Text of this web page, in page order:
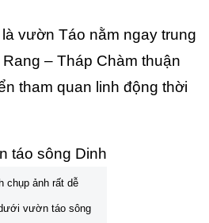
vườn Táo nằm ngay trung
– Tháp Chàm thuận
tham quan linh động thời
chụp ảnh rất dễ
vườn táo sông